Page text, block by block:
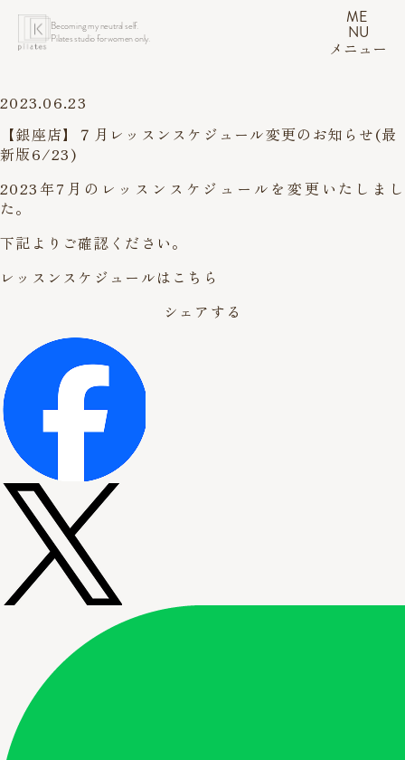
Becoming my neutral self.
Pilates studio for women only.
ME
NU
メニュー
2023.06.23
【銀座店】７月レッスンスケジュール変更のお知らせ(最
新版6/23)
2023年7月のレッスンスケジュールを変更いたしまし
た。
下記よりご確認ください。
レッスンスケジュールはこちら
シェアする